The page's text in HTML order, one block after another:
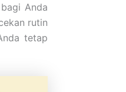
Anda
rutin
tetap